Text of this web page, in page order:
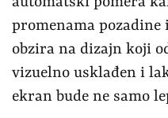
promenama
obzira na dizajn koji
vizuelno usklađen i
ekran bude ne samo